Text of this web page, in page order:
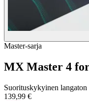
Master-sarja
MX Master 4
Suorituskykyinen
139,99 €